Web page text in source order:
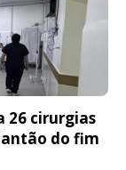
26 cirurgias
do fim